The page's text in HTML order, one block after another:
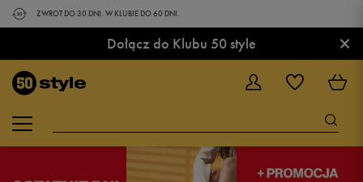
ZWROT DO 30 DNI. W KLUBIE DO 60 DNI.
Dołącz do Klubu 50 style ×